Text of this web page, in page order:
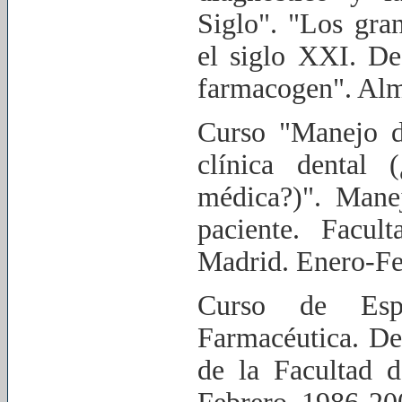
Siglo". "Los
el siglo XXI.
farmacogen".
Curso "Manejo
clínica dental
médica?)".
paciente.
Madrid. Enero-
Curso de
Farmacéutica.
de la Facultad